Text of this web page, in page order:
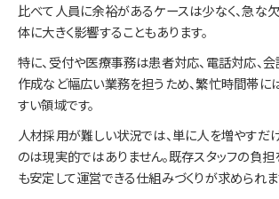
比べて人員に余裕があるケースは少なく、急な
体に大きく影響することもあります。
特に、受付や医療事務は患者対応、電話対応、会
作成など幅広い業務を担うため、繁忙時間帯に
すい領域です。
人材採用が難しい状況では、単に人を増やすだ
のは現実的ではありません。既存スタッフの負担
も安定して運営できる仕組みづくりが求められま